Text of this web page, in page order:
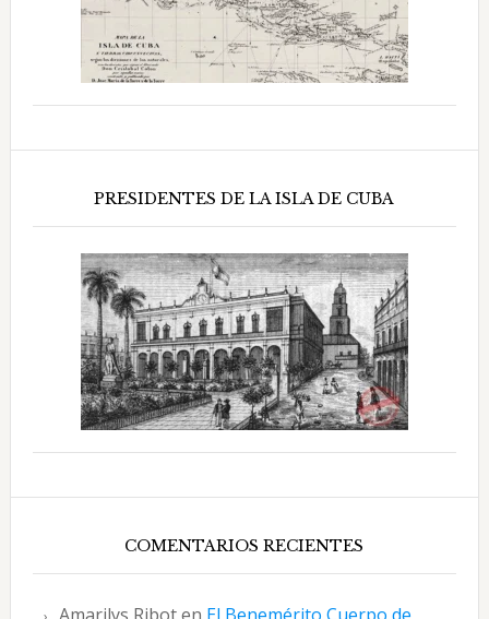
PRESIDENTES DE LA ISLA DE CUBA
COMENTARIOS RECIENTES
Amarilys Riboten El Benemérito Cuerpo de